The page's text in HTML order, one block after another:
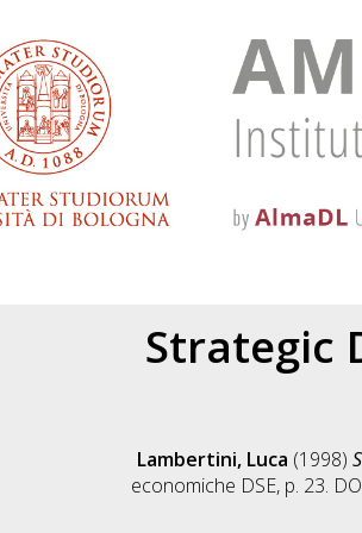
Strategic
Lambertini, Luca (1998)
economiche DSE, p. 23.